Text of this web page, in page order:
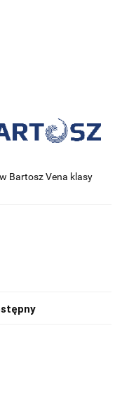
Bartosz Vena klasy